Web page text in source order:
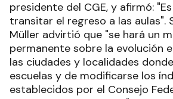
presidente del CGE, y afirmó:
transitar el regreso a las aulas".
Müller advirtió que "se hará un
permanente sobre la evolución
las ciudades y localidades
escuelas y de modificarse los
establecidos por el Consejo